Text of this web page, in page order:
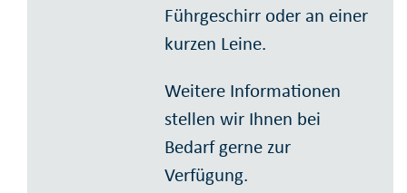
Führgeschirr oder an einer
kurzen Leine.
Weitere Informationen
stellen wir Ihnen bei
Bedarf gerne zur
Verfügung.